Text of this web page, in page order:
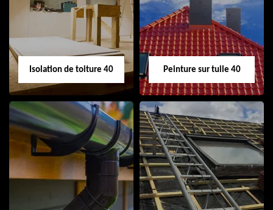
toiture 40
demoussage
toiture 40
Isolation de toiture 40
Isolation de toiture
40
Peinture sur tuile 40
Peinture sur tuile
40